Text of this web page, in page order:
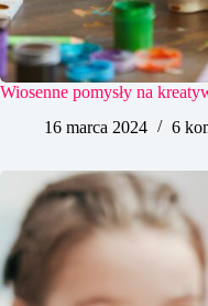
Wiosenne pomysły na
16 marca 2024
6